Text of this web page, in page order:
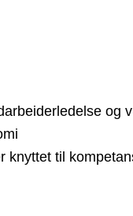
og
knyttet til